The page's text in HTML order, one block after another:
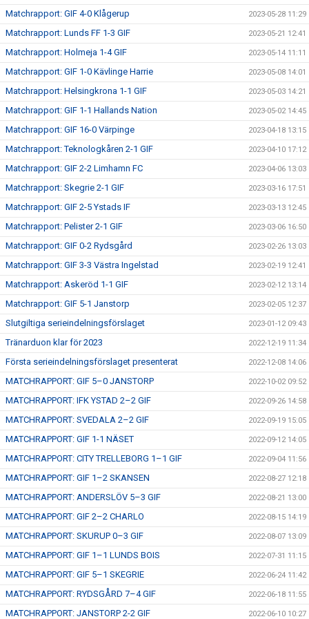
Matchrapport: GIF 4-0 Klågerup 2023-05-28 11:29
Matchrapport: Lunds FF 1-3 GIF 2023-05-21 12:41
Matchrapport: Holmeja 1-4 GIF 2023-05-14 11:11
Matchrapport: GIF 1-0 Kävlinge Harrie 2023-05-08 14:01
Matchrapport: Helsingkrona 1-1 GIF 2023-05-03 14:21
Matchrapport: GIF 1-1 Hallands Nation 2023-05-02 14:45
Matchrapport: GIF 16-0 Värpinge 2023-04-18 13:15
Matchrapport: Teknologkåren 2-1 GIF 2023-04-10 17:12
Matchrapport: GIF 2-2 Limhamn FC 2023-04-06 13:03
Matchrapport: Skegrie 2-1 GIF 2023-03-16 17:51
Matchrapport: GIF 2-5 Ystads IF 2023-03-13 12:45
Matchrapport: Pelister 2-1 GIF 2023-03-06 16:50
Matchrapport: GIF 0-2 Rydsgård 2023-02-26 13:03
Matchrapport: GIF 3-3 Västra Ingelstad 2023-02-19 12:41
Matchrapport: Askeröd 1-1 GIF 2023-02-12 13:14
Matchrapport: GIF 5-1 Janstorp 2023-02-05 12:37
Slutgiltiga serieindelningsförslaget 2023-01-12 09:43
Tränarduon klar för 2023 2022-12-19 11:34
Första serieindelningsförslaget presenterat 2022-12-08 14:06
MATCHRAPPORT: GIF 5–0 JANSTORP 2022-10-02 09:52
MATCHRAPPORT: IFK YSTAD 2–2 GIF 2022-09-26 14:58
MATCHRAPPORT: SVEDALA 2–2 GIF 2022-09-19 15:05
MATCHRAPPORT: GIF 1-1 NÄSET 2022-09-12 14:05
MATCHRAPPORT: CITY TRELLEBORG 1–1 GIF 2022-09-04 11:56
MATCHRAPPORT: GIF 1–2 SKANSEN 2022-08-27 12:18
MATCHRAPPORT: ANDERSLÖV 5–3 GIF 2022-08-21 13:00
MATCHRAPPORT: GIF 2–2 CHARLO 2022-08-15 14:19
MATCHRAPPORT: SKURUP 0–3 GIF 2022-08-07 13:09
MATCHRAPPORT: GIF 1–1 LUNDS BOIS 2022-07-31 11:15
MATCHRAPPORT: GIF 5–1 SKEGRIE 2022-06-24 11:42
MATCHRAPPORT: RYDSGÅRD 7–4 GIF 2022-06-18 11:55
MATCHRAPPORT: JANSTORP 2-2 GIF 2022-06-10 10:27